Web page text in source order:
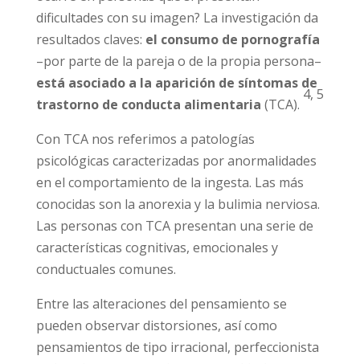
su aspecto físico. Si para ellas ya es difícil lidiar
con los estándares de belleza que impone la
sociedad y el porno, ¿te puedes imaginar qué
ocurre en personas que sí presentan
dificultades con su imagen? La investigación
pornografía –por parte de la pareja o de la
propia persona–está asociado a la
aparición de síntomas de trastorno de
conducta alimentaria(TCA).
4, 5
Con TCA nos referimos a patologías
psicológicas caracterizadas por
ingesta. Las más conocidas son la anorexia y
la bulimia nerviosa. Las personas con TCA
presentan una serie de características